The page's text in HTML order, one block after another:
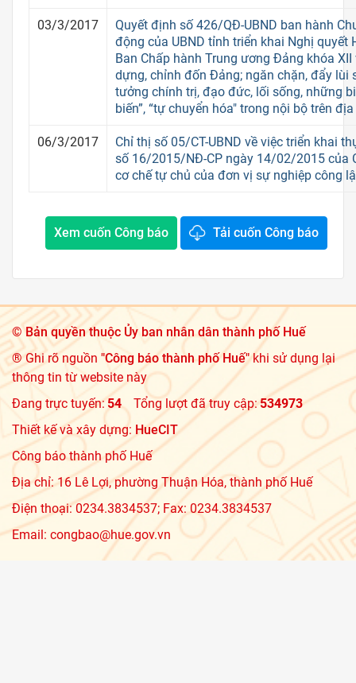
03/3/2017
Quyết định số 426/QĐ-UBND ban hành
động của UBND tỉnh triển khai Nghị quyết
Ban Chấp hành Trung ương Đảng khóa
dựng, chỉnh đốn Đảng; ngăn chặn, đẩy lùi
tưởng chính trị, đạo đức, lối sống, những
biến”, “tự chuyển hóa" trong nội bộ trên
06/3/2017
Chỉ thị số 05/CT-UBND về việc triển khai
số 16/2015/NĐ-CP ngày 14/02/2015 của
cơ chế tự chủ của đơn vị sự nghiệp công
Xem cuốn Công báo Tải cuốn Công báo
©Bản quyền thuộc Ủy ban nhân dân thành phố Huế
® Ghi rõ nguồn "Công báo thành phố Huế"khi sử dụng lại
thông tin từ website này
Đang trực tuyến:54 Tổng lượt đã truy cập:534973
Thiết kế và xây dựng: HueCIT
Công báo thành phố Huế
Địa chỉ: 16 Lê Lợi, phường Thuận Hóa, thành phố Huế
Điện thoại: 0234.3834537; Fax: 0234.3834537
Email: congbao@hue.gov.vn